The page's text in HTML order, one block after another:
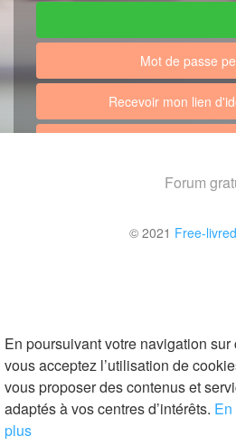
En poursuivant votre navigation sur
vous acceptez l’utilisation de
vous proposer des contenus et
adaptés à vos centres d’intérêts.
plus
Mot de passe
Recevoir mon lien
Forum
© 2021 Free-